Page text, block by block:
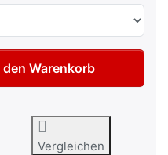
für Ineos Automotive
den Warenkorb
Vergleichen